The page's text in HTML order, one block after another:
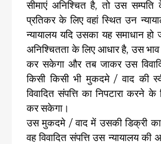
सीमाएं अनिश्चित है, तो उस
प्रतिकर के लिए वहां स्थित उन
न्यायालय यदि उसका यह समाधान
अनिश्चितता के लिए आधार है, उस
कर सकेगा और तब जाकर उस
किसी किसी भी मुकदमे / वाद की
विवादित संपत्ति का निपटारा करने के
कर सकेगा।
उस मुकदमे / वाद में उसकी डिक्री का
वह विवादित संपत्ति उस न्यायालय की